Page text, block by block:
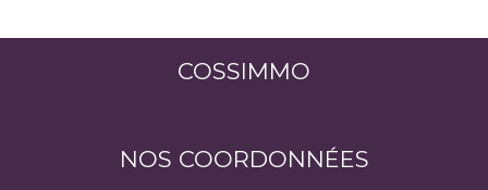
COSSIMMO
NOS COORDONNÉES